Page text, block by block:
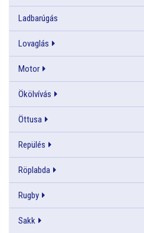
Ladbarúgás
Lovaglás
Motor
Ökölvívás
Öttusa
Repülés
Röplabda
Rugby
Sakk